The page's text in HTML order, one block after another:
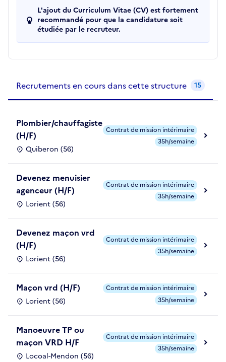
L'ajout du Curriculum Vitae (CV) est fortement
recommandé pour que la candidature soit
étudiée par le recruteur.
Recrutements en cours dans cette structure 15
Plombier/chauffagiste
(H/F)
Quiberon (56)
Contrat de mission intérimaire
35h/semaine
Devenez menuisier
agenceur (H/F)
Lorient (56)
Contrat de mission intérimaire
35h/semaine
Devenez maçon vrd
(H/F)
Lorient (56)
Contrat de mission intérimaire
35h/semaine
Maçon vrd (H/F)
Lorient (56)
Contrat de mission intérimaire
35h/semaine
Manoeuvre TP ou
maçon VRD H/F
Locoal-Mendon (56)
Contrat de mission intérimaire
35h/semaine